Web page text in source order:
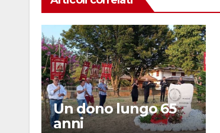
Un dono lungo 65
anni